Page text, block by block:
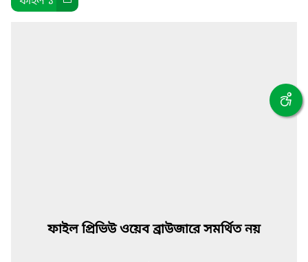
ফাইল প্রিভিউ ওয়েব ব্রাউজারে সমর্থিত নয়